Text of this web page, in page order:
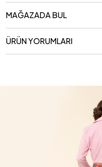
MAĞAZADA BUL
ÜRÜN YORUMLARI